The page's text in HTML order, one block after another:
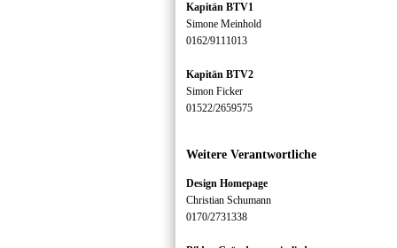
Kapitän BTV1
Simone Meinhold
0162/9111013
Kapitän BTV2
Simon Ficker
01522/2659575
Weitere Verantwortliche
Design Homepage
Christian Schumann
0170/2731338